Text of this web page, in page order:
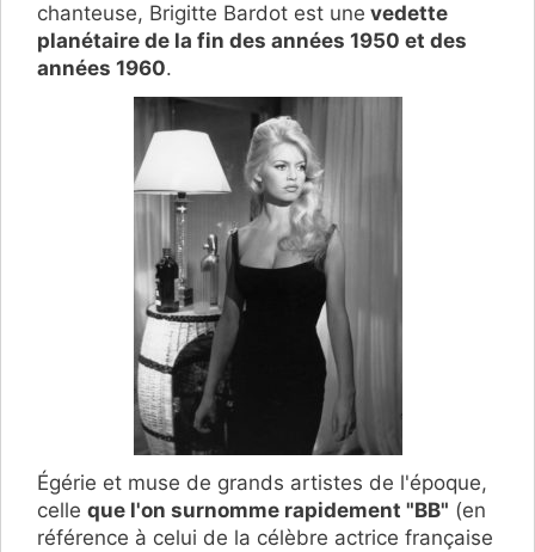
chanteuse, Brigitte Bardot est une vedette
planétaire de la fin des années 1950 et des
années 1960.
Égérie et muse de grands artistes de l'époque,
celle que l'on surnomme rapidement "BB" (en
référence à celui de la célèbre actrice française